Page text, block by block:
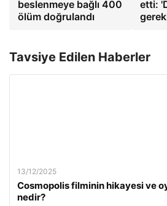
beslenmeye bağlı 400
ölüm doğrulandı
etti:
Tavsiye Edilen Haberler
13/12/2025
Cosmopolis filminin hikayesi ve
nedir?